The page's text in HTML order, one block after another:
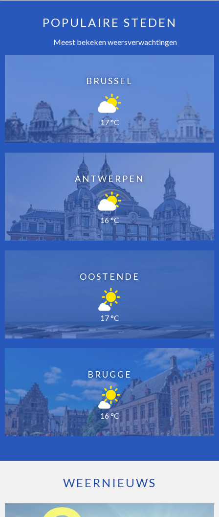
POPULAIRE STEDEN
Meest bekeken weersverwachtingen
BRUSSEL
17 °C
ANTWERPEN
16 °C
OOSTENDE
17 °C
BRUGGE
16 °C
WEERNIEUWS